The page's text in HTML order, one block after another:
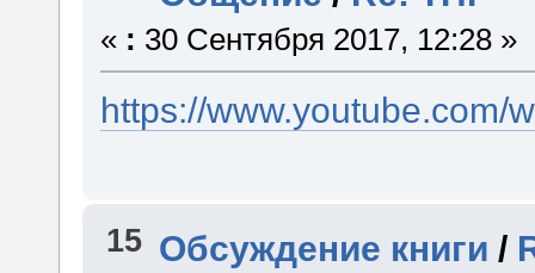
« : 30 Сентября 2017, 12:28 »
https://www.youtube.com/
15 Обсуждение книги /